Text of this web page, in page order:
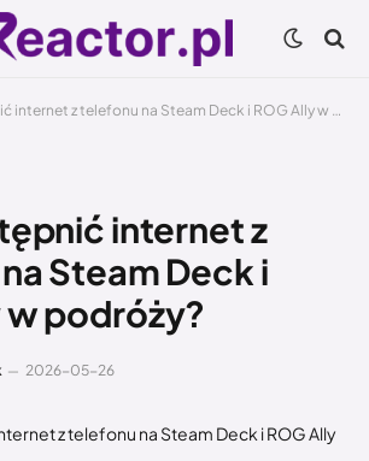
z telefonu na Steam Deck i ROG Ally w podróży?
internet z
Steam Deck i
w podróży?
2026-05-26